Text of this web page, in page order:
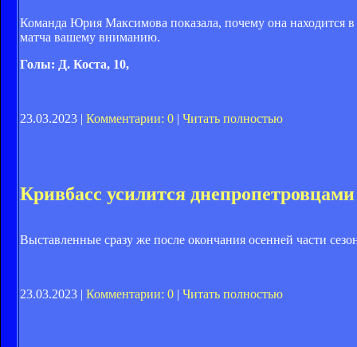
Команда Юрия Максимова показала, почему она находится
матча вашему вниманию.
Голы: Д. Коста, 10,
23.03.2023 | Комментарии: 0 | Читать полностью
Кривбасс усилится днепропетровцами
Выставленные сразу же после окончания осенней части
23.03.2023 | Комментарии: 0 Читать полностью